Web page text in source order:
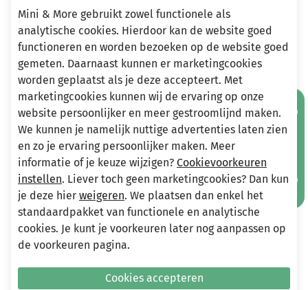
Heeft u vragen?
Stuur een e-mail
info@miniandmore.nl
Andere bekeken ook
Wellicht ook iets voor jou?
-30% -30% Mis geen aanbiedingen!
Mini & More gebruikt zowel functionele als
analytische cookies. Hierdoor kan de website goed
functioneren en worden bezoeken op de website goed
gemeten. Daarnaast kunnen er marketingcookies
worden geplaatst als je deze accepteert. Met
marketingcookies kunnen wij de ervaring op onze
website persoonlijker en meer gestroomlijnd maken.
We kunnen je namelijk nuttige advertenties laten zien
en zo je ervaring persoonlijker maken. Meer
informatie of je keuze wijzigen? Cookievoorkeuren
instellen. Liever toch geen marketingcookies? Dan kun
je deze hier weigeren. We plaatsen dan enkel het
standaardpakket van functionele en analytische
cookies. Je kunt je voorkeuren later nog aanpassen op
de voorkeuren pagina.
Cookies accepteren